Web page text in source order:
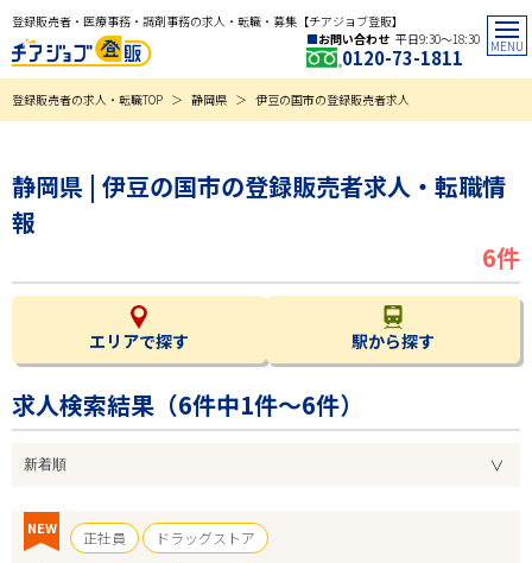
登録販売者・医療事務・調剤事務の求人・転職・募集【チアジョブ登販】
お問い合わせ 平日9:30〜18:30
0120-73-1811
登録販売者の求人・転職TOP 静岡県 伊豆の国市の登録販売者求人
静岡県 | 伊豆の国市の登録販売者求人・転職情
報
6件
エリアで探す 駅から探す
求人検索結果（6件中1件～6件）
NEW 正社員
ドラッグストア